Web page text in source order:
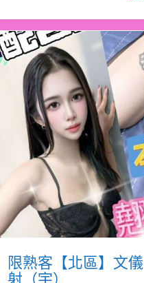
限熟客【北區】文儀
射（宇）